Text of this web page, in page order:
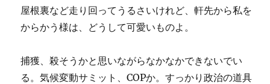
屋根裏など走り回ってうるさいけれど、軒先から私を
からかう様は、どうして可愛いものよ。
捕獲、殺そうかと思いながらなかなかできないでい
る。気候変動サミット、COPか。すっかり政治の道具